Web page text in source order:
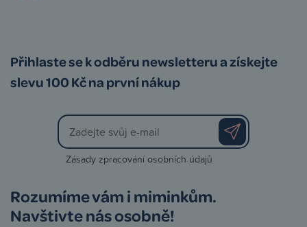
Přihlaste se k odběru newsletteru a získejte
slevu 100 Kč na první nákup
Zásady zpracování osobních údajů
Rozumíme vám i miminkům.
Navštivte nás osobně!